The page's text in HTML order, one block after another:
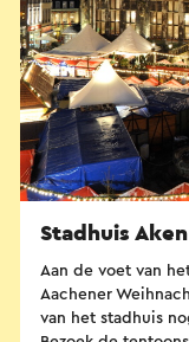
Stadhuis Aken
Aan de voet van
Aachener
van het stadhuis